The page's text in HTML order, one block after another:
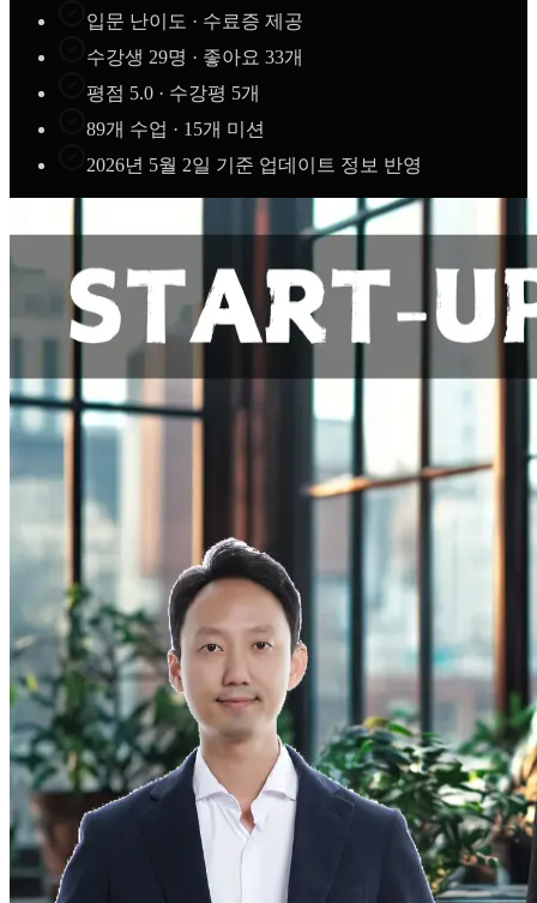
입문 난이도 · 수료증 제공
수강생 29명 · 좋아요 33개
평점 5.0 · 수강평 5개
89개 수업 · 15개 미션
2026년 5월 2일 기준 업데이트 정보 반영